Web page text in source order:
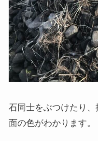
石同士をぶつけたり
面の色がわかります。